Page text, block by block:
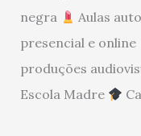
negra
Aulas
presencial e online
produções
Escola Madre